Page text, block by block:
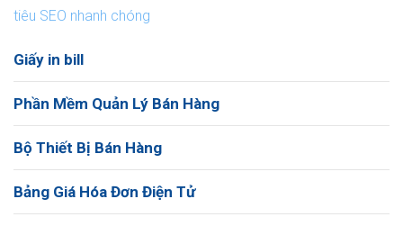
tiêu SEO nhanh chóng
Giấy in bill
Phần Mềm Quản Lý Bán Hàng
Bộ Thiết Bị Bán Hàng
Bảng Giá Hóa Đơn Điện Tử